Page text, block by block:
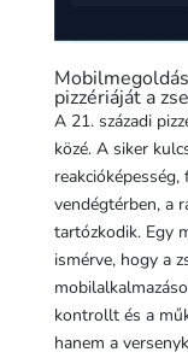
pizzériáját a
A 21. századi
közé. A siker
vendégtérben, a
tartózkodik. Egy
ismérve, hogy a
kontrollt és a
hanem a